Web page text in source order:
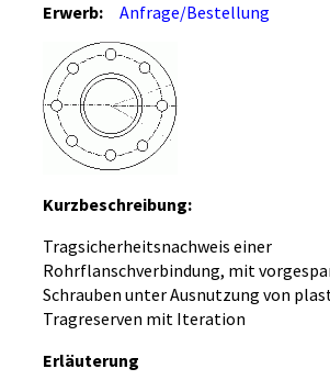
Erwerb:
Anfrage/Bestellung
Kurzbeschreibung:
Tragsicherheitsnachweis einer
Rohrflanschverbindung, mit
Schrauben unter Ausnutzung von
Tragreserven mit Iteration
Erläuterung